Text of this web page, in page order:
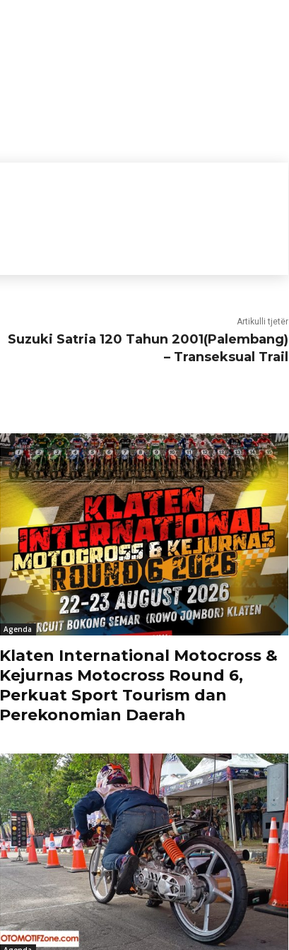
Artikulli tjetër
Suzuki Satria 120 Tahun 2001(Palembang)
– Transeksual Trail
Agenda
Klaten International Motocross &
Kejurnas Motocross Round 6,
Perkuat Sport Tourism dan
Perekonomian Daerah